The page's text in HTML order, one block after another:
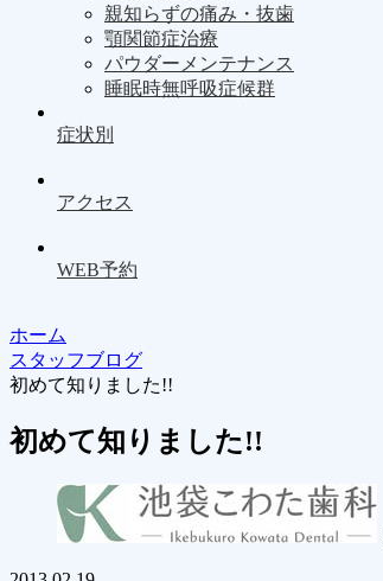
親知らずの痛み・抜歯
顎関節症治療
パウダーメンテナンス
睡眠時無呼吸症候群
症状別
アクセス
WEB予約
ホーム
スタッフブログ
初めて知りました!!
初めて知りました!!